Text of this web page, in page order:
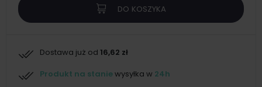
DO KOSZYKA
Dostawa już od 16,62 zł
Produkt na staniewysyłka w 24h